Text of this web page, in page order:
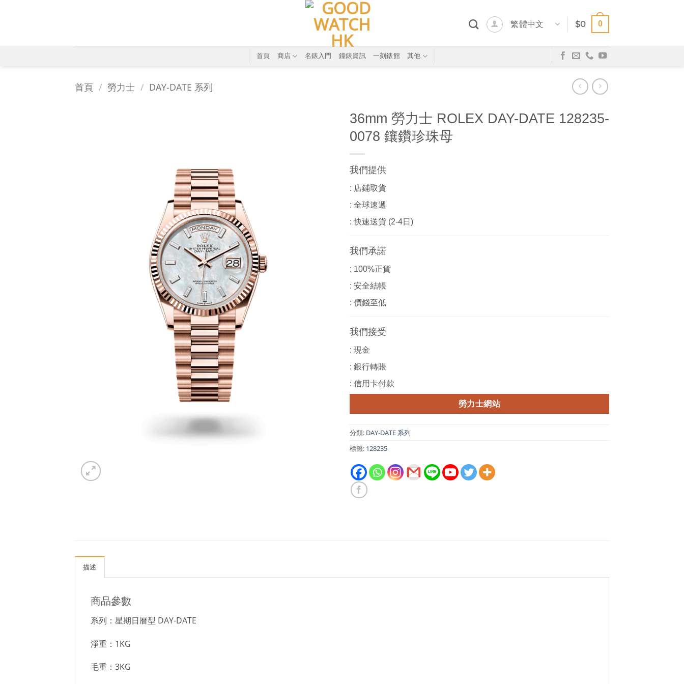
繁體中文 $0 0
首頁 商店 名錶入門 鐘錶資訊 一刻錶館 其他
首頁 / 勞力士 / DAY-DATE 系列
36mm 勞力士 ROLEX DAY-DATE 128235-
0078 鑲鑽珍珠母
我們提供
: 店鋪取貨
: 全球速遞
: 快速送貨 (2-4日)
我們承諾
: 100%正貨
: 安全結帳
: 價錢至低
我們接受
: 現金
: 銀行轉賬
: 信用卡付款
勞力士網站
分類: DAY-DATE 系列
標籤: 128235
描述
商品參數
系列：星期日曆型 DAY-DATE
淨重：1KG
毛重：3KG